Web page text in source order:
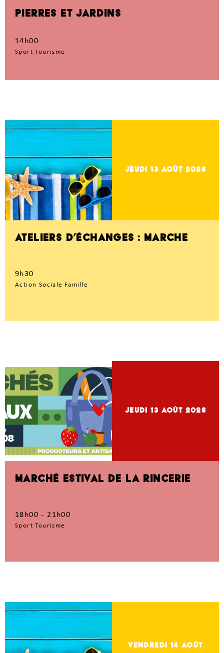
PIERRES ET JARDINS
14h00
Sport Tourisme
jeudi 13 Août 2026
ATELIERS D’ÉCHANGES : MARCHE
9h30
Action Sociale Famille
jeudi 13 Août 2026
MARCHÉ ESTIVAL DE LA RINCERIE
18h00 - 21h00
Sport Tourisme
vendredi 14Août